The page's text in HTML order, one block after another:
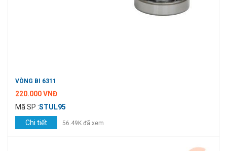
VÒNG BI 6311
220.000 VNĐ
Mã SP :STUL95
Chi tiết
56.49K đã xem